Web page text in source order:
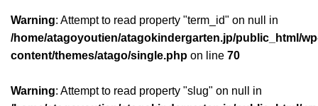
Warning: Attempt to read property "term_id" on null in
/home/atagoyoutien/atagokindergarten.jp/public_html/
content/themes/atago/single.php on line 70
Warning: Attempt to read property "slug" on null in